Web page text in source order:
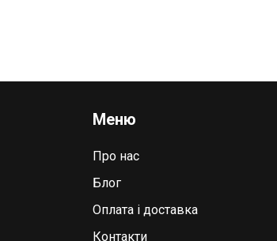
Меню
Про нас
Блог
Оплата і доставка
Контакти